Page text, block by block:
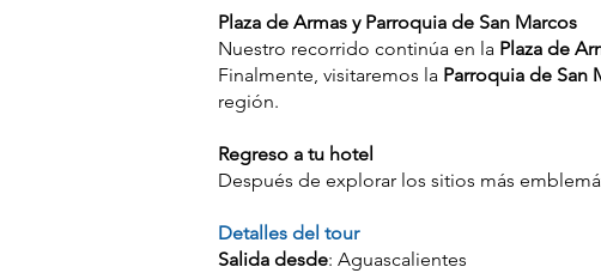
Plaza de Armas y Parroquia de San Marcos
Nuestro recorrido continúa en la Plaza de
Finalmente, visitaremos la Parroquia de San
región.
Regreso a tu hotel
Después de explorar los sitios más
Detalles del tour
Salida desde: Aguascalientes